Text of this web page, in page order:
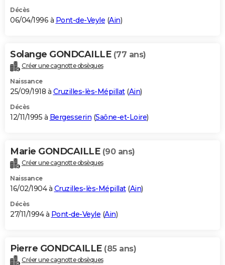
Décès
06/04/1996 à Pont-de-Veyle (Ain)
Solange GONDCAILLE (77 ans)
Créer une cagnotte obsèques
Naissance
25/09/1918 à Cruzilles-lès-Mépillat(Ain)
Décès
12/11/1995 à Bergesserin (Saône-et-Loire)
Marie GONDCAILLE (90 ans)
Créer une cagnotte obsèques
Naissance
16/02/1904 à Cruzilles-lès-Mépillat(Ain)
Décès
27/11/1994 à Pont-de-Veyle (Ain)
Pierre GONDCAILLE (85 ans)
Créer une cagnotte obsèques